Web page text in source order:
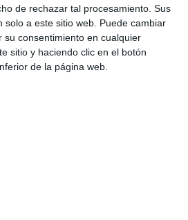
de rechazar tal procesamiento. Sus
solo a este sitio web. Puede cambiar
su consentimiento en cualquier
sitio y haciendo clic en el botón
de la página web.
y GRATIS noticias como esta,